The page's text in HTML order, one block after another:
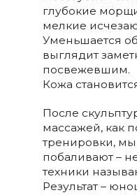
глубокие
мелкие
Уменьшается
выглядит
посвежевшим.
Кожа
После
массажей, как
тренировки,
побаливают –
техники
Результат –